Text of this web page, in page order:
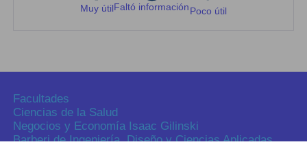
Muy útilFaltó informaciónPoco útil
Facultades
Ciencias de la Salud
Negocios y Economía Isaac Gilinski
Barberi de Ingeniería, Diseño y Ciencias Aplicadas